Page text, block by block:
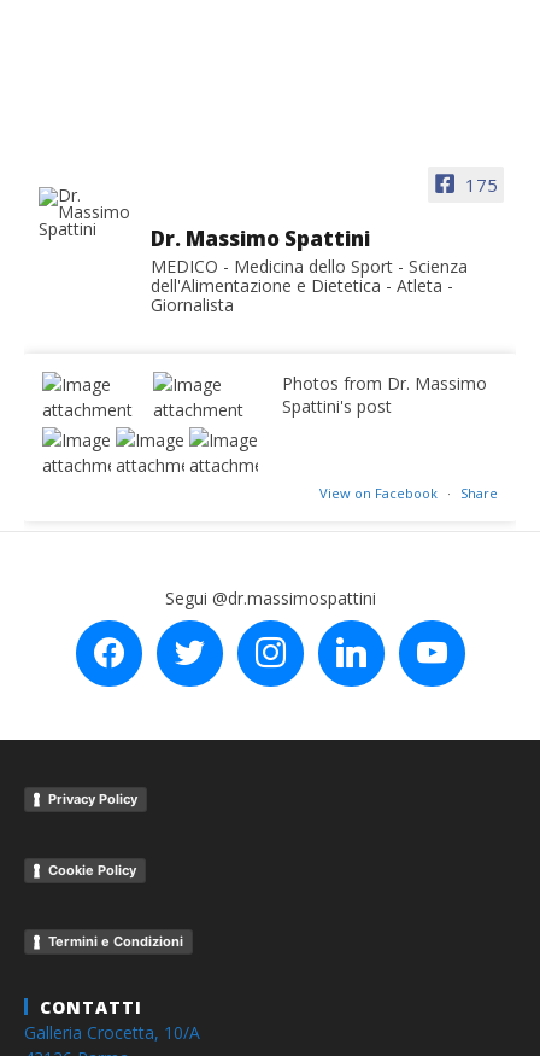
175
Dr. Massimo Spattini
MEDICO - Medicina dello Sport - Scienza
dell'Alimentazione e Dietetica - Atleta -
Giornalista
Photos from Dr. Massimo
Spattini's post
View on Facebook · Share
Segui @dr.massimospattini
facebook
twitter instagram linkedin youtube
Privacy Policy
Cookie Policy
Termini e Condizioni
CONTATTI
Galleria Crocetta, 10/A